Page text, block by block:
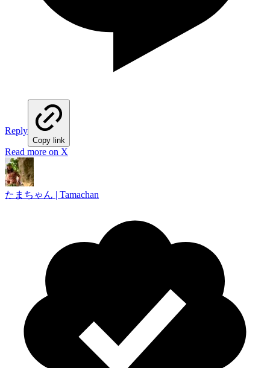
Reply
Copy link
Read more on X
たまちゃん | Tamachan